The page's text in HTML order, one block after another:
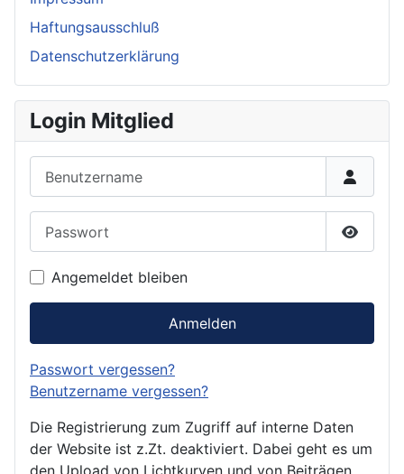
Haftungsausschluß
Datenschutzerklärung
Login Mitglied
Angemeldet bleiben
Anmelden
Passwort vergessen?
Benutzername vergessen?
Die Registrierung zum Zugriff auf interne Daten
der Website ist z.Zt. deaktiviert. Dabei geht es um
den Upload von Lichtkurven und von Beiträgen